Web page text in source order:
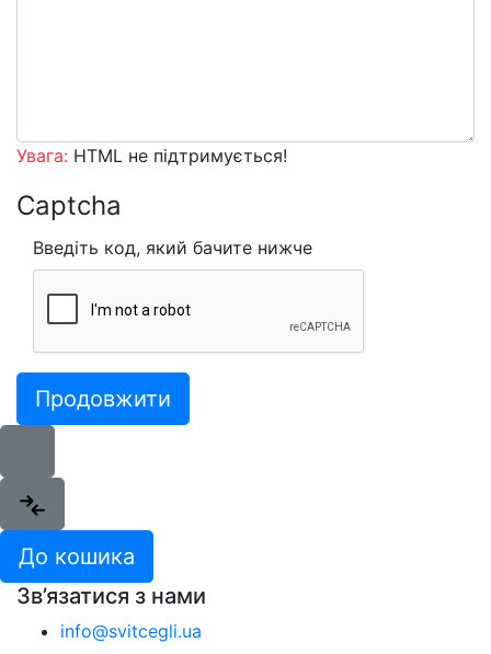
Увага: HTML не підтримується!
Captcha
Введіть код, який бачите нижче
Продовжити
До кошика
Зв’язатися з нами
info@svitcegli.ua